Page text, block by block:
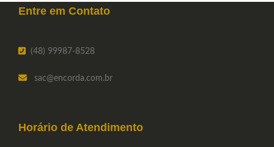
Entre em Contato
(48) 99987-8528
sac@encorda.com.br
Horário de Atendimento